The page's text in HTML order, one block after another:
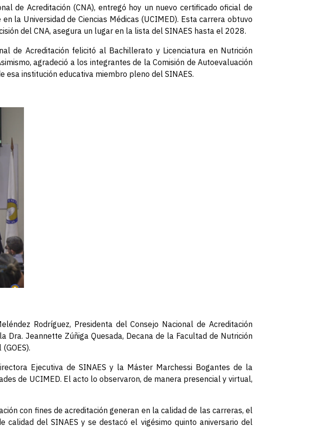
de Acreditación (CNA), entregó hoy un nuevo certificado oficial de
la Universidad de Ciencias Médicas (UCIMED). Esta carrera obtuvo
del CNA, asegura un lugar en la lista del SINAES hasta el 2028.
de Acreditación felicitó al Bachillerato y Licenciatura en Nutrición
agradeció a los integrantes de la Comisión de Autoevaluación
esa institución educativa miembro pleno del SINAES.
Rodríguez, Presidenta del Consejo Nacional de Acreditación
Dra. Jeannette Zúñiga Quesada, Decana de la Facultad de Nutrición
Ejecutiva de SINAES y la Máster Marchessi Bogantes de la
de UCIMED. El acto lo observaron, de manera presencial y virtual,
con fines de acreditación generan en la calidad de las carreras, el
del SINAES y se destacó el vigésimo quinto aniversario del